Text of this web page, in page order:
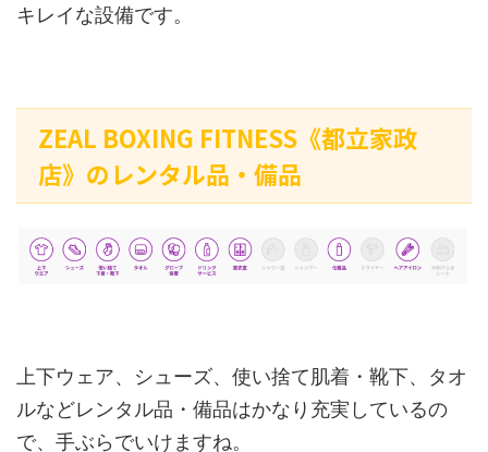
キレイな設備です。
ZEAL BOXING FITNESS《都立家政
店》のレンタル品・備品
上下ウェア、シューズ、使い捨て肌着・靴下、タオ
ルなどレンタル品・備品はかなり充実しているの
で、手ぶらでいけますね。